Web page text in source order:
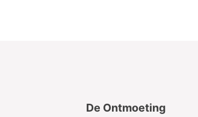
De Ontmoeting